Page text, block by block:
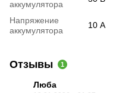
аккумулятора
Напряжение
аккумулятора
10 А
Отзывы 1
Люба